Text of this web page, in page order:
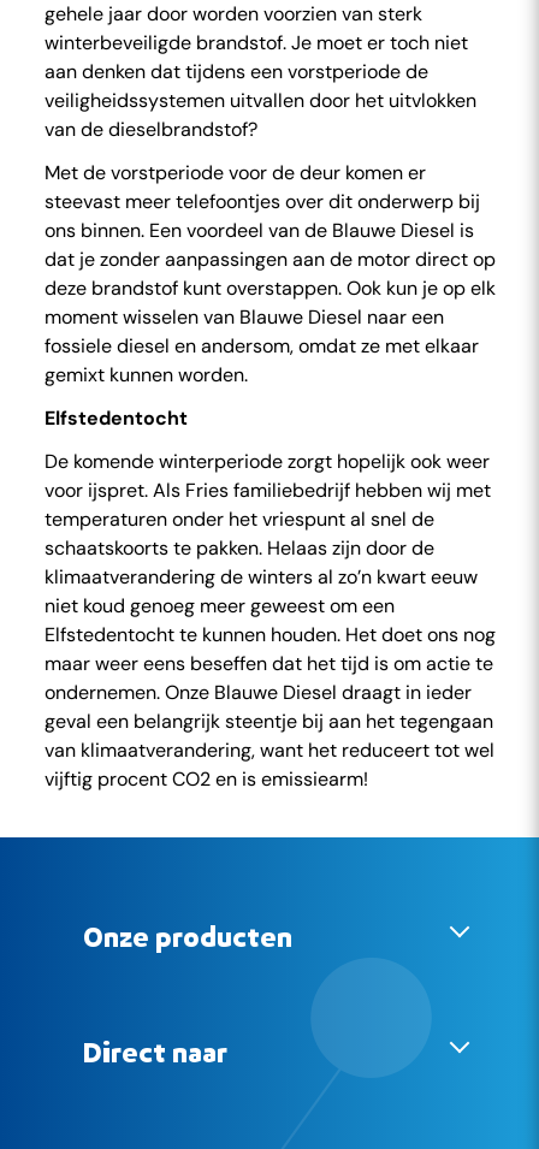
gehele jaar door worden voorzien van sterk
winterbeveiligde brandstof. Je moet er toch niet
aan denken dat tijdens een vorstperiode de
veiligheidssystemen uitvallen door het uitvlokken
van de dieselbrandstof?
Met de vorstperiode voor de deur komen er
steevast meer telefoontjes over dit onderwerp bij
ons binnen. Een voordeel van de Blauwe Diesel is
dat je zonder aanpassingen aan de motor direct op
deze brandstof kunt overstappen. Ook kun je op elk
moment wisselen van Blauwe Diesel naar een
fossiele diesel en andersom, omdat ze met elkaar
gemixt kunnen worden.
Elfstedentocht
De komende winterperiode zorgt hopelijk ook weer
voor ijspret. Als Fries familiebedrijf hebben wij met
temperaturen onder het vriespunt al snel de
schaatskoorts te pakken. Helaas zijn door de
klimaatverandering de winters al zo’n kwart eeuw
niet koud genoeg meer geweest om een
Elfstedentocht te kunnen houden. Het doet ons nog
maar weer eens beseffen dat het tijd is om actie te
ondernemen. Onze Blauwe Diesel draagt in ieder
geval een belangrijk steentje bij aan het tegengaan
van klimaatverandering, want het reduceert tot wel
vijftig procent CO2 en is emissiearm!
Onze producten
Direct naar